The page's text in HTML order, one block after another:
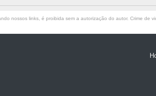
Tratamento para Transtornos
Tratamento
Tratamento para
Tratamento
nossos links, é proibida sem a autorização do autor. Crime de